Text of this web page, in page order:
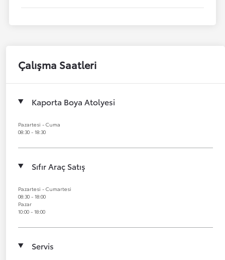
Çalışma Saatleri
Kaporta Boya Atolyesi
Pazartesi - Cuma
08:30 - 18:30
Sıfır Araç Satış
Pazartesi - Cumartesi
08:30 - 18:00
Pazar
10:00 - 18:00
Servis